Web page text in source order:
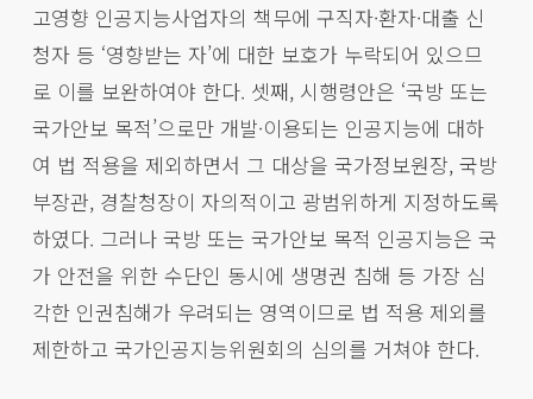
고영향 인공지능사업자의 책무에 구직자·환자·대출 신
청자 등 ‘영향받는 자’에 대한 보호가 누락되어 있으므
로 이를 보완하여야 한다. 셋째, 시행령안은 ‘국방 또는
국가안보 목적’으로만 개발·이용되는 인공지능에 대하
여 법 적용을 제외하면서 그 대상을 국가정보원장, 국방
부장관, 경찰청장이 자의적이고 광범위하게 지정하도록
하였다. 그러나 국방 또는 국가안보 목적 인공지능은 국
가 안전을 위한 수단인 동시에 생명권 침해 등 가장 심
각한 인권침해가 우려되는 영역이므로 법 적용 제외를
제한하고 국가인공지능위원회의 심의를 거쳐야 한다.